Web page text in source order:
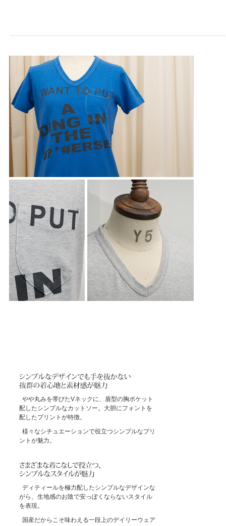
やや丸みを帯びたVネックに、盾型の胸ポケット
配したシンプルなカットソー。大胆にフォントを
配したプリントが特徴。
様々なシチュエーションで役立つシンプルなプリ
ントが魅力。
ディティールを極力配したシンプルなデザインな
がら、生地感のお陰で安っぽくならないスタイル
を表現。
国産だからこそ味わえる一段上のデイリーウェア